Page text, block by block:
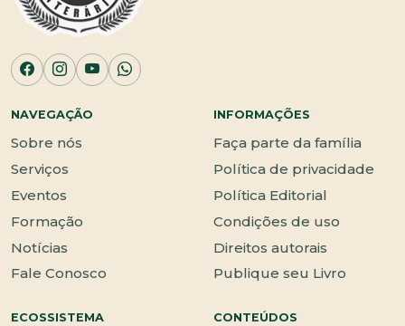
NAVEGAÇÃO
Sobre nós
Serviços
Eventos
Formação
Notícias
Fale Conosco
INFORMAÇÕES
Faça parte da família
Política de privacidade
Política Editorial
Condições de uso
Direitos autorais
Publique seu Livro
ECOSSISTEMA CONTEÚDOS